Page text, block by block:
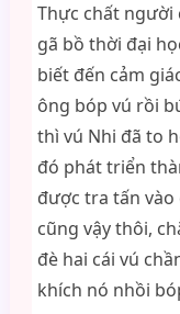
Thực chất người
gã bồ thời đại
biết đến cảm
ông bóp vú rồi
thì vú Nhi đã to
đó phát triển
được tra tấn vào
cũng vậy thôi,
đè hai cái vú
khích nó nhồi